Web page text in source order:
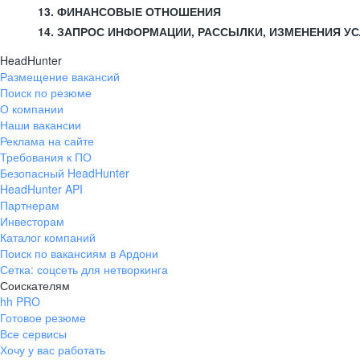
13. ФИНАНСОВЫЕ ОТНОШЕНИЯ
14. ЗАПРОС ИНФОРМАЦИИ, РАССЫЛКИ, ИЗМЕНЕНИЯ
HeadHunter
Размещение вакансий
Поиск по резюме
О компании
Наши вакансии
Реклама на сайте
Требования к ПО
Безопасный HeadHunter
HeadHunter API
Партнерам
Инвесторам
Каталог компаний
Поиск по вакансиям в Ардони
Сетка: соцсеть для нетворкинга
Соискателям
hh PRO
Готовое резюме
Все сервисы
Хочу у вас работать